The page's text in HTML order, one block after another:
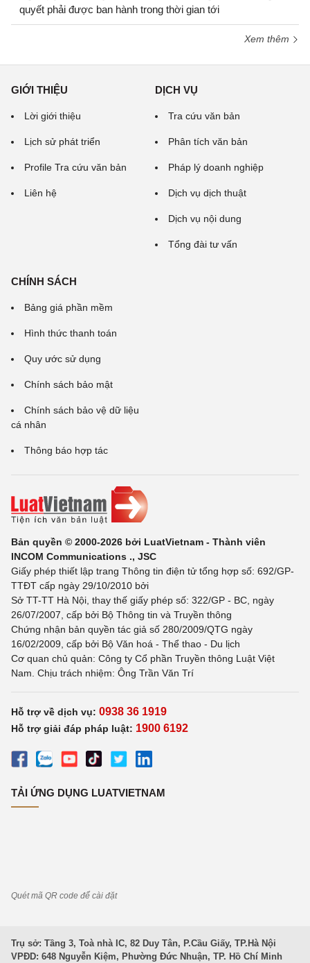
quyết phải được ban hành trong thời gian tới
Xem thêm
GIỚI THIỆU
Lời giới thiệu
Lịch sử phát triển
Profile Tra cứu văn bản
Liên hệ
DỊCH VỤ
Tra cứu văn bản
Phân tích văn bản
Pháp lý doanh nghiệp
Dịch vụ dịch thuật
Dịch vụ nội dung
Tổng đài tư vấn
CHÍNH SÁCH
Bảng giá phần mềm
Hình thức thanh toán
Quy ước sử dụng
Chính sách bảo mật
Chính sách bảo vệ dữ liệu
cá nhân
Thông báo hợp tác
Bản quyền © 2000-2026 bởi LuatVietnam - Thành viên
INCOM Communications ., JSC
Giấy phép thiết lập trang Thông tin điện tử tổng hợp số: 692/GP-
TTĐT cấp ngày 29/10/2010 bởi
Sở TT-TT Hà Nội, thay thế giấy phép số: 322/GP - BC, ngày
26/07/2007, cấp bởi Bộ Thông tin và Truyền thông
Chứng nhận bản quyền tác giả số 280/2009/QTG ngày
16/02/2009, cấp bởi Bộ Văn hoá - Thể thao - Du lịch
Cơ quan chủ quản: Công ty Cổ phần Truyền thông Luật Việt
Nam. Chịu trách nhiệm: Ông Trần Văn Trí
Hỗ trợ về dịch vụ: 0938 36 1919
Hỗ trợ giải đáp pháp luật: 1900 6192
TẢI ỨNG DỤNG LUATVIETNAM
Quét mã QR code để cài đặt
Trụ sở: Tầng 3, Toà nhà IC, 82 Duy Tân, P.Cầu Giấy, TP.Hà Nội
VPĐD: 648 Nguyễn Kiệm, Phường Đức Nhuận, TP. Hồ Chí Minh